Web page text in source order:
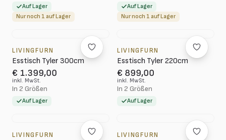
Auf Lager
Nur noch 1 auf Lager
Auf Lager
Nur noch 1 auf Lager
LIVINGFURN
Esstisch Tyler 300cm
€ 1.399,00
inkl. MwSt.
In 2 Größen
Auf Lager
LIVINGFURN
Esstisch Tyler 220cm
€ 899,00
inkl. MwSt.
In 2 Größen
Auf Lager
LIVINGFURN LIVINGFURN